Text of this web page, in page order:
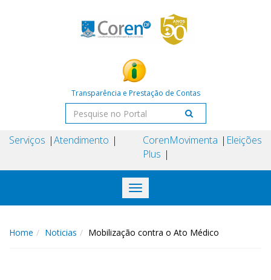
Transparência e Prestação de Contas
Serviços Atendimento
Coren
Plus
Movimenta Eleições
Toggle
navigation
Home Noticias Mobilização contra o Ato Médico